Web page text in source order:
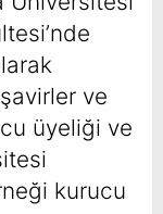
ve
üyeliği ve
kurucu